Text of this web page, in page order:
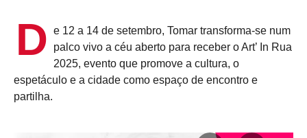
D e 12 a 14 de setembro, Tomar transforma-se num
palco vivo a céu aberto para receber o Art’ In Rua
2025, evento que promove a cultura, o
espetáculo e a cidade como espaço de encontro e
partilha.